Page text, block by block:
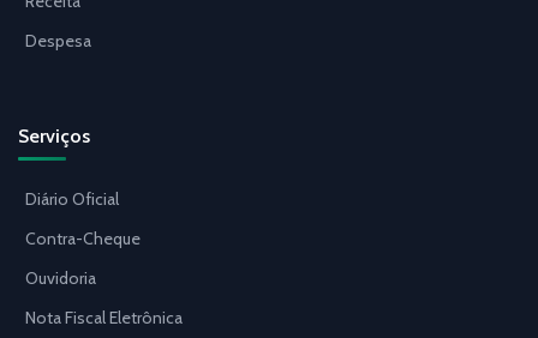
Despesa
Serviços
Diário Oficial
Contra-Cheque
Ouvidoria
Nota Fiscal Eletrônica